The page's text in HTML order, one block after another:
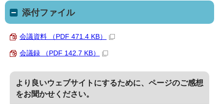
添付ファイル
会議資料 （PDF 471.4 KB）
会議録 （PDF 142.7 KB）
より良いウェブサイトにするために、ページのご感想
をお聞かせください。